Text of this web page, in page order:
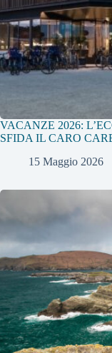
VACANZE 2026:
SFIDA IL CARO
15 Maggio 2026